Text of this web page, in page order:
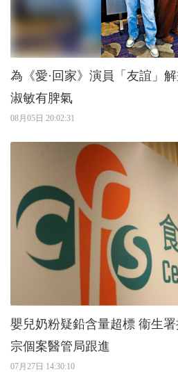
為《愛·回家》演員「友誼」解畫 單立文指滕麗
淑敏有脾氣
08月05日 20:02:31
嬰兒奶粉疑鉛含量超標 衞生
宗個案醫管局跟進
07月27日 14:30:10